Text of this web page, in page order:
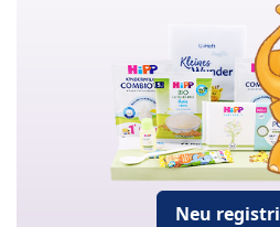
Neu